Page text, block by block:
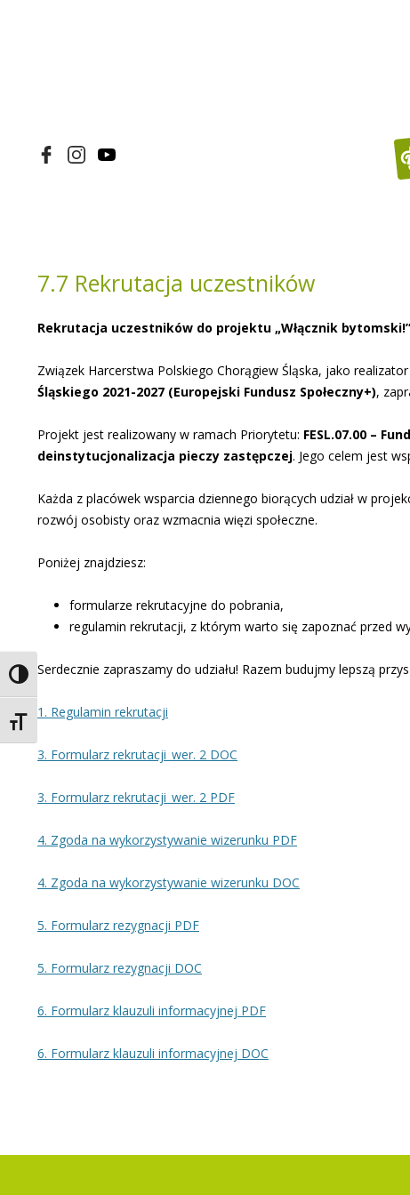
Toggle High Contrast
Toggle Font size
7.7 Rekrutacja uczestników
Rekrutacja uczestników do projektu „Włącznik bytomski!”
Związek Harcerstwa Polskiego Chorągiew Śląska, jako
Śląskiego 2021-2027 (Europejski Fundusz Społeczny+),
Projekt jest realizowany w ramach Priorytetu: FESL.07.00 –
deinstytucjonalizacja pieczy zastępczej. Jego celem jest
Każda z placówek wsparcia dziennego biorących udział w
rozwój osobisty oraz wzmacnia więzi społeczne.
Poniżej znajdziesz:
formularze rekrutacyjne do pobrania,
regulamin rekrutacji, z którym warto się zapoznać przed
Serdecznie zapraszamy do udziału! Razem budujmy lepszą
1. Regulamin rekrutacji
3. Formularz rekrutacji_wer. 2 DOC
3. Formularz rekrutacji_wer. 2 PDF
4. Zgoda na wykorzystywanie wizerunku PDF
4. Zgoda na wykorzystywanie wizerunku DOC
5. Formularz rezygnacji PDF
5. Formularz rezygnacji DOC
6. Formularz klauzuli informacyjnej PDF
6. Formularz klauzuli informacyjnej DOC